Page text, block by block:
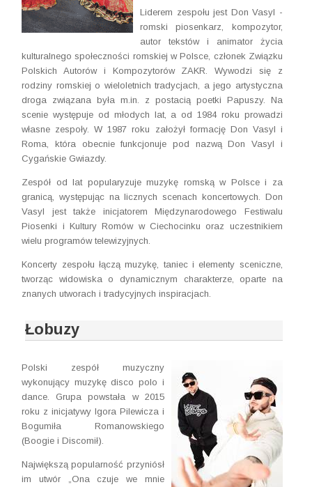
Liderem zespołu jest Don Vasyl -
romski piosenkarz, kompozytor,
autor tekstów i animator życia
kulturalnego społeczności romskiej w Polsce, członek Związku
Polskich Autorów i Kompozytorów ZAKR. Wywodzi się z
rodziny romskiej o wieloletnich tradycjach, a jego artystyczna
droga związana była m.in. z postacią poetki Papuszy. Na
scenie występuje od młodych lat, a od 1984 roku prowadzi
własne zespoły. W 1987 roku założył formację Don Vasyl i
Roma, która obecnie funkcjonuje pod nazwą Don Vasyl i
Cygańskie Gwiazdy.
Zespół od lat popularyzuje muzykę romską w Polsce i za
granicą, występując na licznych scenach koncertowych. Don
Vasyl jest także inicjatorem Międzynarodowego Festiwalu
Piosenki i Kultury Romów w Ciechocinku oraz uczestnikiem
wielu programów telewizyjnych.
Koncerty zespołu łączą muzykę, taniec i elementy sceniczne,
tworząc widowiska o dynamicznym charakterze, oparte na
znanych utworach i tradycyjnych inspiracjach.
Łobuzy
Polski zespół muzyczny
wykonujący muzykę disco polo i
dance. Grupa powstała w 2015
roku z inicjatywy Igora Pilewicza i
Bogumiła Romanowskiego
(Boogie i Discomił).
Największą popularność przyniósł
im utwór „Ona czuje we mnie